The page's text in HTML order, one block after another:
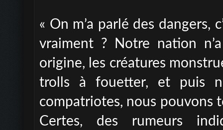
« On m’a parlé des dangers,
vraiment ? Notre nation
origine, les créatures
trolls à fouetter, et puis
compatriotes, nous pouvons
Certes, des rumeurs